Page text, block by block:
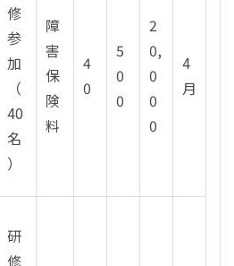
修
参
加
（
40
名
）
障
害
保
険
料
4
0
5
0
0
2
0,
0
0
0
4
月
研
修